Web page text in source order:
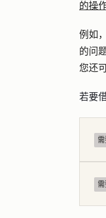
的操
例如
的问
您还
若要
需